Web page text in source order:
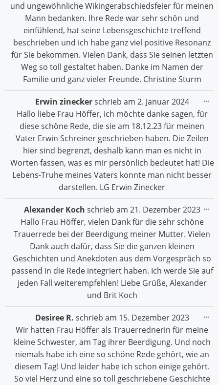
und ungewöhnliche Wikingerabschiedsfeier für meinen
Mann bedanken. Ihre Rede war sehr schön und
einfühlend, hat seine Lebensgeschichte treffend
beschrieben und ich habe ganz viel positive Resonanz
für Sie bekommen. Vielen Dank, dass Sie seinen letzten
Weg so toll gestaltet haben. Danke im Namen der
Familie und ganz vieler Freunde. Christine Sturm
Erwin zineckerschrieb am 2. Januar 2024
Hallo liebe Frau Höffer, ich möchte danke sagen, für
diese schöne Rede, die sie am 18.12.23 für meinen
Vater Erwin Schreiner geschrieben haben. Die Zeilen
hier sind begrenzt, deshalb kann man es nicht in
Worten fassen, was es mir persönlich bedeutet hat! Die
Lebens-Truhe meines Vaters konnte man nicht besser
darstellen. LG Erwin Zinecker
...
Alexander Koch schrieb am 21. Dezember 2023
Hallo Frau Höffer, vielen Dank für die sehr schöne
Trauerrede bei der Beerdigung meiner Mutter. Vielen
Dank auch dafür, dass Sie die ganzen kleinen
Geschichten und Anekdoten aus dem Vorgespräch so
passend in die Rede integriert haben. Ich werde Sie auf
jeden Fall weiterempfehlen! Liebe Grüße, Alexander
und Brit Koch
...
Desiree R. schrieb am 15. Dezember 2023
Wir hatten Frau Höffer als Trauerrednerin für meine
kleine Schwester, am Tag ihrer Beerdigung. Und noch
niemals habe ich eine so schöne Rede gehört, wie an
diesem Tag! Und leider habe ich schon einige gehört.
So viel Herz und eine so toll geschriebene Geschichte
...